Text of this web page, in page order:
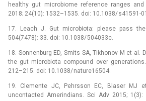
healthy gut microbio­me reference ranges
2018; 24(10): 1532–1535. doi: 10.1038/ s41591-
17. Leach J. Gut microbio­ta: please pass
504(7478): 33. doi: 10.1038/ 504033c.
18. Sonnenburg ED, Smits SA, Tikhonov M et al.
the gut microbio­ta compound over
212–215. doi: 10.1038/ nature16504.
19. Clemente JC, Pehrsson EC, Blaser MJ
uncontacted Amerindians. Sci Adv 2015;